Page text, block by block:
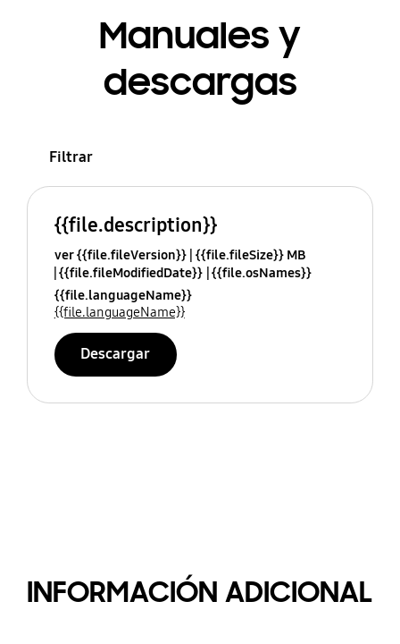
Manuales y
descargas
Filtrar
{{file.description}}
ver {{file.fileVersion}} {{file.fileSize}} MB
{{file.fileModifiedDate}} {{file.osNames}}
{{file.languageName}}
{{file.languageName}}
Descargar
INFORMACIÓN ADICIONAL